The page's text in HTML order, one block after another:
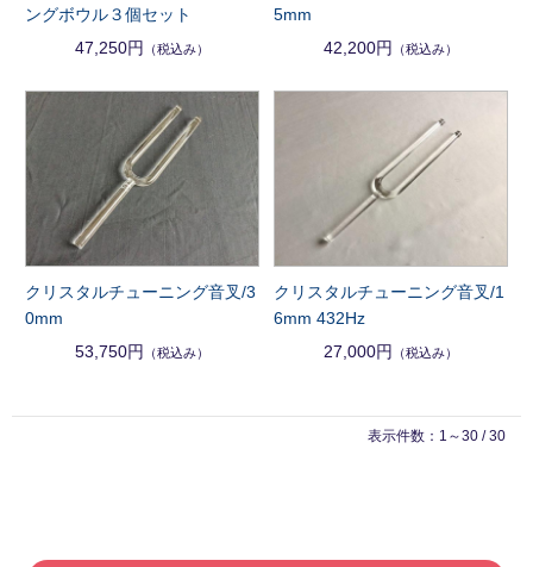
ングボウル３個セット
47,250円
（税込み）
5mm
42,200円
（税込み）
クリスタルチューニング音叉/3
0mm
53,750円
（税込み）
クリスタルチューニング音叉/1
6mm 432Hz
27,000円
（税込み）
表示件数：1～30 / 30